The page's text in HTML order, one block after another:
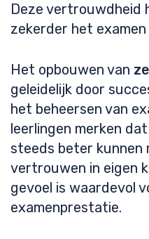
Deze vertrouwdheid
zekerder het examen
Het opbouwen van
geleidelijk door
het beheersen van
leerlingen merken
steeds beter kunnen
vertrouwen in eigen
gevoel is waardevol
examenprestatie.